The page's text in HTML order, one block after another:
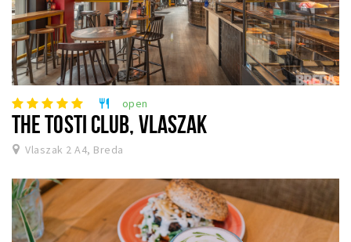
restaurant open
THE TOSTI CLUB, VLASZAK
Vlaszak 2 A4, Breda